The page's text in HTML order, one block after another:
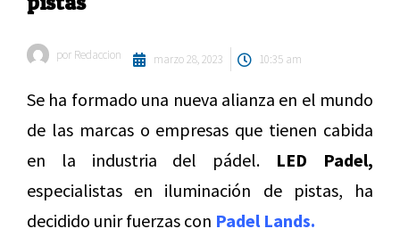
por Redaccion marzo 28, 2023 10:35 am
Se ha formado una nueva alianza en el mundo
de las marcas o empresas que tienen cabida
en la industria del pádel. LED Padel,
especialistas en iluminación de pistas, ha
decidido unir fuerzas con Padel Lands.